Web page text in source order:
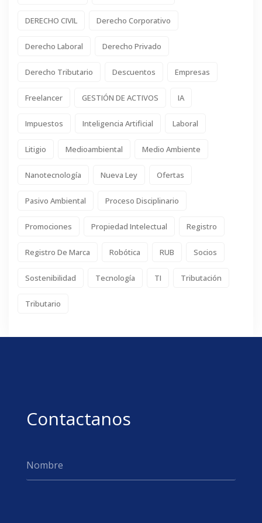
DERECHO CIVIL Derecho Corporativo
Derecho Laboral Derecho Privado
Derecho Tributario Descuentos Empresas
Freelancer GESTIÓN DE ACTIVOS IA
Impuestos Inteligencia Artificial Laboral
Litigio Medioambiental Medio Ambiente
Nanotecnología Nueva Ley Ofertas
Pasivo Ambiental Proceso Disciplinario
Promociones Propiedad Intelectual Registro
Registro De Marca Robótica RUB Socios
Sostenibilidad Tecnología TI Tributación
Tributario
Contactanos